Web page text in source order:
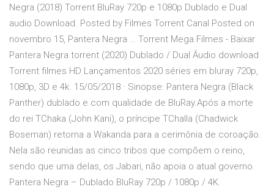
Negra (2018) Torrent BluRay 720p e 1080p Dublado e Dual
audio Download. Posted by Filmes Torrent Canal Posted on
novembro 15, Pantera Negra … Torrent Mega Filmes - Baixar
Pantera Negra torrent (2020) Dublado / Dual Áudio download
Torrent filmes HD Lançamentos 2020 séries em bluray 720p,
1080p, 3D e 4k. 15/05/2018 · Sinopse: Pantera Negra (Black
Panther) dublado e com qualidade de BluRay.Após a morte
do rei TChaka (John Kani), o príncipe TChalla (Chadwick
Boseman) retorna a Wakanda para a cerimônia de coroação.
Nela são reunidas as cinco tribos que compõem o reino,
sendo que uma delas, os Jabari, não apoia o atual governo.
Pantera Negra – Dublado BluRay 720p / 1080p / 4K.